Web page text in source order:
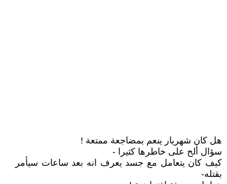
هل كان شهريار ينعم بمضاجعة ممتعة !
سؤال ألح على خاطرها كثيرا -
كيف كان يتعامل مع جسد يعرف انه بعد ساعات سيأمر
بقتله-